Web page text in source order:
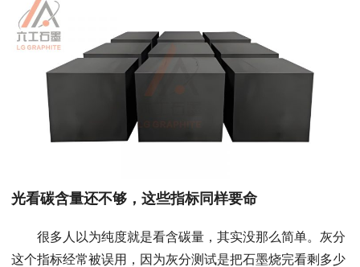
光看碳含量还不够，这些指标同样要命
很多人以为纯度就是看含碳量，其实没那么简单。灰分
这个指标经常被误用，因为灰分测试是把石墨烧完看剩多少